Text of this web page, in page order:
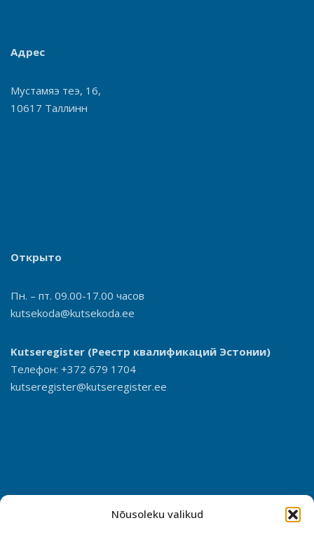
Nõusoleku valikud
Адрес
Мустамяэ теэ, 16,
10617 Таллинн
Открыто
Пн. – пт. 09.00-17.00 часов
kutsekoda@kutsekoda.ee
Kutseregister (Реестр квалификаций Эстонии)
Телефон: +372 679 1704
kutseregister@kutseregister.ee